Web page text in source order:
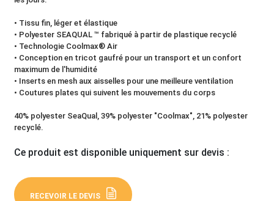
• Tissu fin, léger et élastique
• Polyester SEAQUAL ™ fabriqué à partir de plastique recyclé
• Technologie Coolmax® Air
• Conception en tricot gaufré pour un transport et un confort
maximum de l'humidité
• Inserts en mesh aux aisselles pour une meilleure ventilation
• Coutures plates qui suivent les mouvements du corps
40% polyester SeaQual, 39% polyester "Coolmax", 21% polyester
recyclé.
Ce produit est disponible uniquement sur devis :
RECEVOIR LE DEVIS